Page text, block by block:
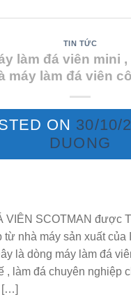
TIN TỨC
làm đá viên mini
máy làm đá viên
ON 30/10/
DUONG
VIÊN SCOTMAN được
từ nhà máy sản xuất của
là dòng máy làm đá
, làm đá chuyên nghiệp